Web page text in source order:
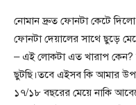
নোমান দ্রুত ফোনটা কেটে
ফোনটা দেয়ালের সাথে ছুড়ে
– এই লোকটা এত খারাপ কেন?
ছুটছি।তবে এইসব কি আমার
১৭/১৮ বছরের মেয়ে নাকি